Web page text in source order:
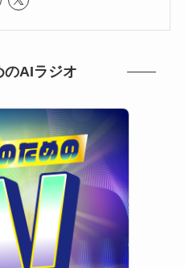
のAIラジオ